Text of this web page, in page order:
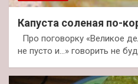
Капуста соленая по-
Про поговорку «Великое
не пусто и…» говорить не